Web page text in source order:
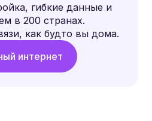
гибкие данные и
в 200 странах.
как будто вы дома.
интернет